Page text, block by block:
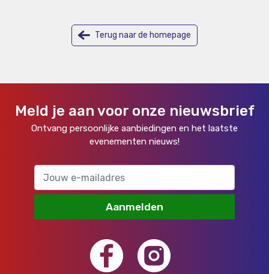
Terug naar de homepage
Meld je aan voor onze nieuwsbrief
Ontvang persoonlijke aanbiedingen en het laatste
evenementen nieuws!
Aanmelden